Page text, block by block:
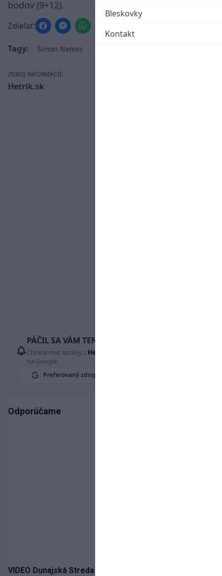
Bleskovky
Kontakt
bodov (9+12).
Zdieľať:
Tagy: Šimon Nemec
ZDROJ INFORMÁCIÍ:
Hetrik.sk
PÁČIL SA VÁM TENTO ČLÁNOK?
Chcete mať správy z Hetrik.sk
na Google.
Preferovaný zdroj
Odporúčame
VIDEO Dunajská Streda si narobila v Holandsku